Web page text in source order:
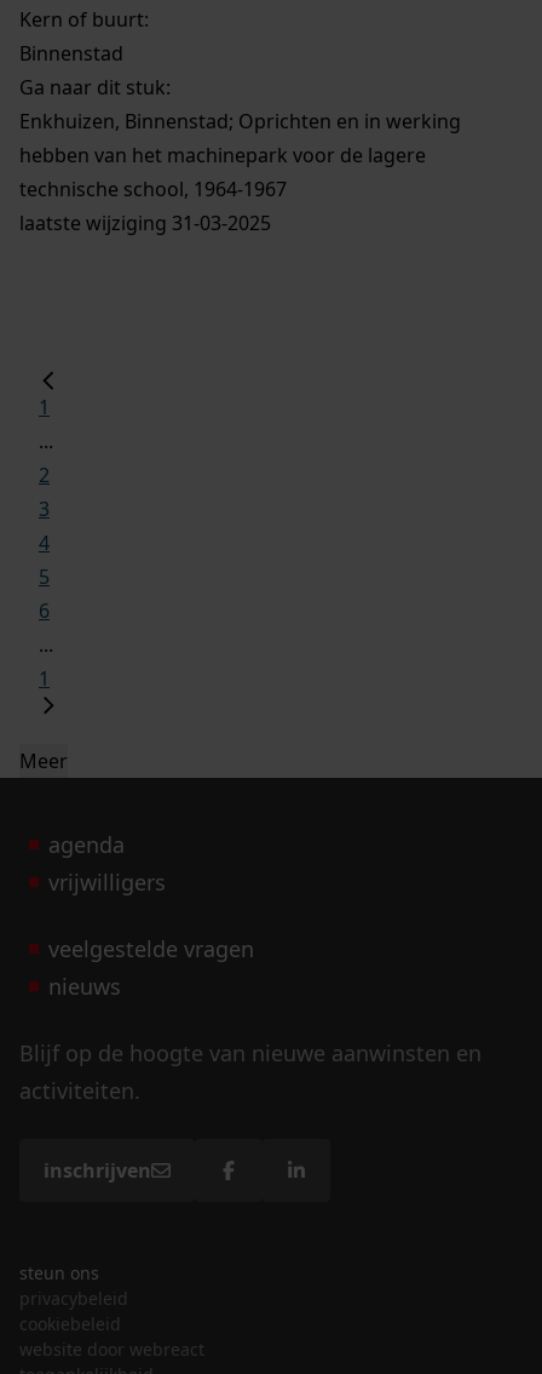
Kern of buurt:
Binnenstad
Ga naar dit stuk:
Enkhuizen, Binnenstad; Oprichten en in werking
hebben van het machinepark voor de lagere
technische school, 1964-1967
laatste wijziging 31-03-2025
1
...
2
3
4
5
6
...
1
Meer
agenda
vrijwilligers
veelgestelde vragen
nieuws
Blijf op de hoogte van nieuwe aanwinsten en
activiteiten.
inschrijven
steun ons
privacybeleid
cookiebeleid
website door webreact